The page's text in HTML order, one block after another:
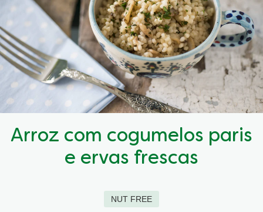
Arroz com cogumelos paris
e ervas frescas
NUT FREE